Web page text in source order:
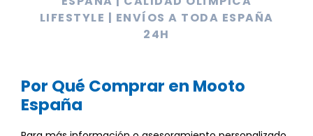
LIFESTYLE | ENVÍOS A TODA ESPAÑA
24H
Por Qué Comprar en Mooto
España